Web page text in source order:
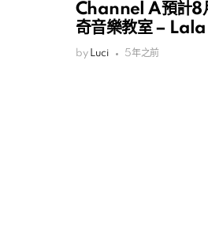
Channel A預計8
奇音樂教室 –
by Luci 5年之前